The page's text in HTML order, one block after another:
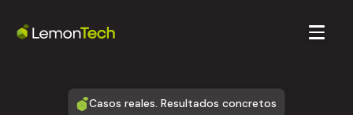
Casos reales. Resultados concretos